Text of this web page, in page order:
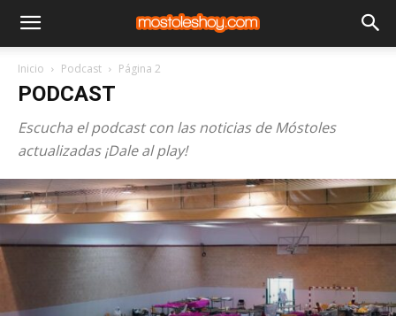
Inicio Podcast Página 2
PODCAST
Escucha el podcast con las noticias de Móstoles
actualizadas ¡Dale al play!